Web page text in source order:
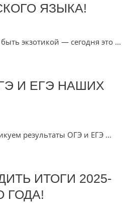
ЯЗЫКА!
экзотикой — сегодня это ...
И ЕГЭ НАШИХ
результаты ОГЭ и ЕГЭ ...
ИТОГИ 2025-
ГОДА!